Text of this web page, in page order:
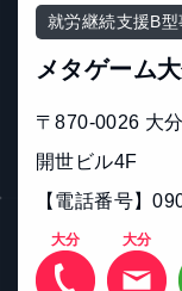
就労継続支援B
メタゲーム
〒870-0026 大
開世ビル4F
【電話番号】
大分 大分